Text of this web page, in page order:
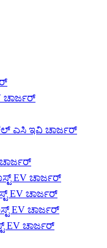
ಚಾರ್ಜರ್
ಎಸಿ ಇವಿ ಚಾರ್ಜರ್
ಚಾರ್ಜರ್
EV ಚಾರ್ಜರ್
EV ಚಾರ್ಜರ್
EV ಚಾರ್ಜರ್
EV ಚಾರ್ಜರ್